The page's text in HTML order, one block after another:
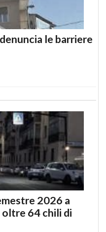
le barriere
2026 a
oltre 64 chili di